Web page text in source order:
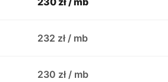
232 zł / mb
230 zł / mb